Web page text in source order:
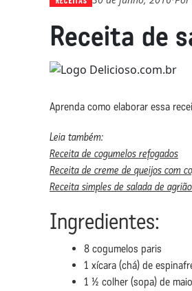
Receita de
Aprenda como elaborar essa
Leia também:
Receita de cogumelos refogados
Receita de creme de queijos com
Receita simples de salada de
Ingredientes:
8 cogumelos paris
1 xícara (chá) de
1 ½ colher (sopa) de